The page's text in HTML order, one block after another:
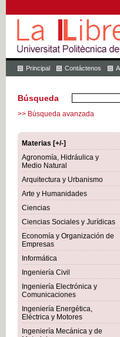
Principal Contáctenos
Búsqueda
>> Búsqueda avanzada
Materias [+/-]
Agronomía, Hidráulica y
Medio Natural
Arquitectura y Urbanismo
Arte y Humanidades
Ciencias
Ciencias Sociales y Jurídicas
Economía y Organización de
Empresas
Informática
Ingeniería Civil
Ingeniería Electrónica y
Comunicaciones
Ingeniería Energética,
Eléctrica y Motores
Ingeniería Mecánica y de